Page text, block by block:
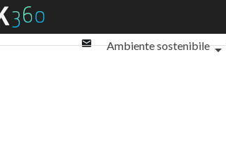
EmailAmbiente sostenibile